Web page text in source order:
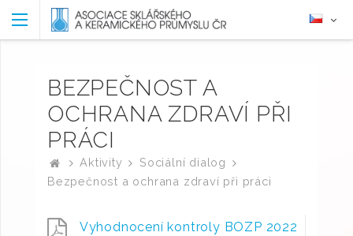
BEZPEČNOST A
OCHRANA ZDRAVÍ PŘI
PRÁCI
Aktivity
Sociální dialog
Bezpečnost a ochrana zdraví při práci
Vyhodnocení kontroly BOZP 2022